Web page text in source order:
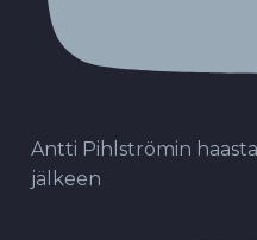
Antti Pihlströmin
jälkeen